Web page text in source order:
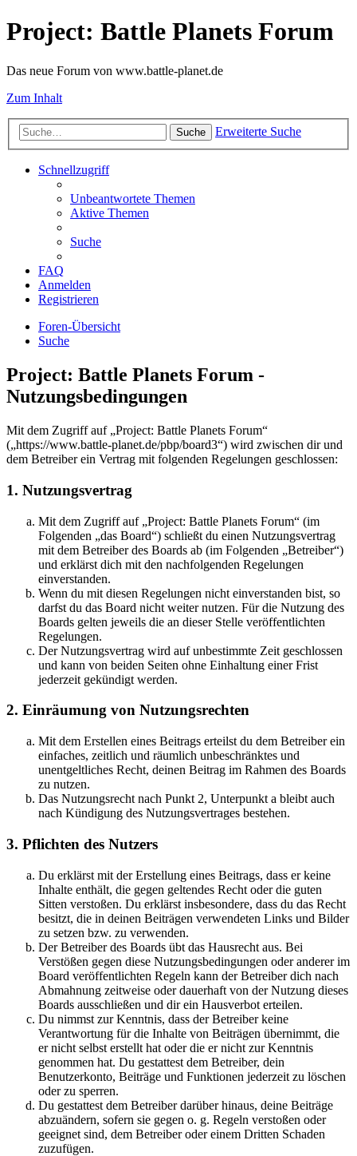
Project: Battle Planets Forum
Das neue Forum von www.battle-planet.de
Zum Inhalt
Suche Erweiterte Suche
Schnellzugriff
Unbeantwortete Themen
Aktive Themen
Suche
FAQ
Anmelden
Registrieren
Foren-Übersicht
Suche
Project: Battle Planets Forum -
Nutzungsbedingungen
Mit dem Zugriff auf „Project: Battle Planets Forum“
(„https://www.battle-planet.de/pbp/board3“) wird zwischen dir und
dem Betreiber ein Vertrag mit folgenden Regelungen geschlossen:
1. Nutzungsvertrag
Mit dem Zugriff auf „Project: Battle Planets Forum“ (im
Folgenden „das Board“) schließt du einen Nutzungsvertrag
mit dem Betreiber des Boards ab (im Folgenden „Betreiber“)
und erklärst dich mit den nachfolgenden Regelungen
einverstanden.
Wenn du mit diesen Regelungen nicht einverstanden bist, so
darfst du das Board nicht weiter nutzen. Für die Nutzung des
Boards gelten jeweils die an dieser Stelle veröffentlichten
Regelungen.
Der Nutzungsvertrag wird auf unbestimmte Zeit geschlossen
und kann von beiden Seiten ohne Einhaltung einer Frist
jederzeit gekündigt werden.
2. Einräumung von Nutzungsrechten
Mit dem Erstellen eines Beitrags erteilst du dem Betreiber ein
einfaches, zeitlich und räumlich unbeschränktes und
unentgeltliches Recht, deinen Beitrag im Rahmen des Boards
zu nutzen.
Das Nutzungsrecht nach Punkt 2, Unterpunkt a bleibt auch
nach Kündigung des Nutzungsvertrages bestehen.
3. Pflichten des Nutzers
Du erklärst mit der Erstellung eines Beitrags, dass er keine
Inhalte enthält, die gegen geltendes Recht oder die guten
Sitten verstoßen. Du erklärst insbesondere, dass du das Recht
besitzt, die in deinen Beiträgen verwendeten Links und Bilder
zu setzen bzw. zu verwenden.
Der Betreiber des Boards übt das Hausrecht aus. Bei
Verstößen gegen diese Nutzungsbedingungen oder anderer im
Board veröffentlichten Regeln kann der Betreiber dich nach
Abmahnung zeitweise oder dauerhaft von der Nutzung dieses
Boards ausschließen und dir ein Hausverbot erteilen.
Du nimmst zur Kenntnis, dass der Betreiber keine
Verantwortung für die Inhalte von Beiträgen übernimmt, die
er nicht selbst erstellt hat oder die er nicht zur Kenntnis
genommen hat. Du gestattest dem Betreiber, dein
Benutzerkonto, Beiträge und Funktionen jederzeit zu löschen
oder zu sperren.
Du gestattest dem Betreiber darüber hinaus, deine Beiträge
abzuändern, sofern sie gegen o. g. Regeln verstoßen oder
geeignet sind, dem Betreiber oder einem Dritten Schaden
zuzufügen.